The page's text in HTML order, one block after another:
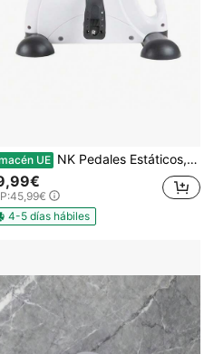
UE NK Pedales Estáticos, Ejercitador de Pedal para Entrenamiento de Brazos y Piernas, Niveles de Resistencia Regulables, Pantalla LCD
45,99€
4-5 días hábiles